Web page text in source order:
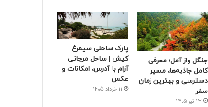
جنگل واز آمل؛ معرفی
کامل جاذبه‌ها، مسیر
دسترسی و بهترین زمان
سفر
13 تیر 1405
پارک ساحلی سیمرغ
کیش | ساحل مرجانی
آرام با آدرس، امکانات و
عکس
11 خرداد 1405